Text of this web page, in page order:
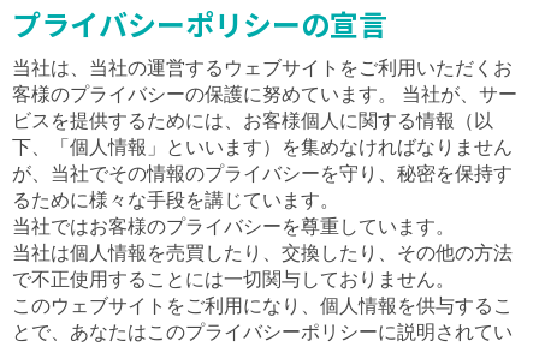
プライバシーポリシーの宣言
当社は、当社の運営するウェブサイトをご利用いただくお
客様のプライバシーの保護に努めています。 当社が、サー
ビスを提供するためには、お客様個人に関する情報（以
下、「個人情報」といいます）を集めなければなりません
が、当社でその情報のプライバシーを守り、秘密を保持す
るために様々な手段を講じています。
当社ではお客様のプライバシーを尊重しています。
当社は個人情報を売買したり、交換したり、その他の方法
で不正使用することには一切関与しておりません。
このウェブサイトをご利用になり、個人情報を供与するこ
とで、あなたはこのプライバシーポリシーに説明されてい